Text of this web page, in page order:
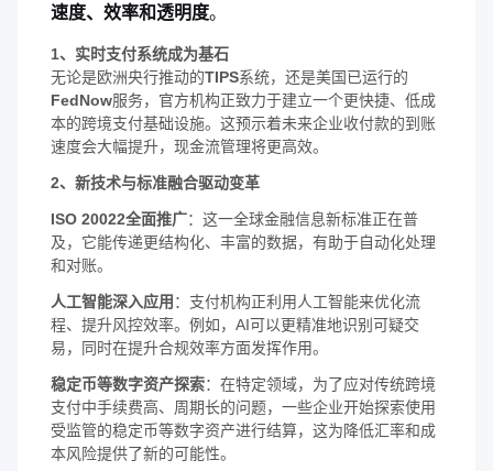
速度、效率和透明度。
1、实时支付系统成为基石
无论是欧洲央行推动的TIPS系统，还是美国已运行的
FedNow服务，官方机构正致力于建立一个更快捷、低成
本的跨境支付基础设施。这预示着未来企业收付款的到账
速度会大幅提升，现金流管理将更高效。
2、新技术与标准融合驱动变革
ISO 20022全面推广：这一全球金融信息新标准正在普
及，它能传递更结构化、丰富的数据，有助于自动化处理
和对账。
人工智能深入应用 ：支付机构正利用人工智能来优化流
程、提升风控效率。例如，AI可以更精准地识别可疑交
易，同时在提升合规效率方面发挥作用。
稳定币等数字资产探索：在特定领域，为了应对传统跨境
支付中手续费高、周期长的问题，一些企业开始探索使用
受监管的稳定币等数字资产进行结算，这为降低汇率和成
本风险提供了新的可能性。